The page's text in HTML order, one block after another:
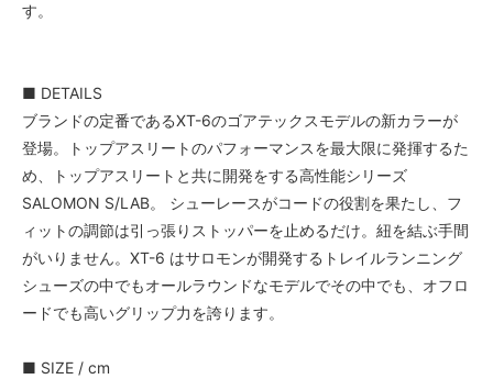
す。
■ DETAILS
ブランドの定番であるXT-6のゴアテックスモデルの新カラーが
登場。トップアスリートのパフォーマンスを最大限に発揮するた
め、トップアスリートと共に開発をする高性能シリーズ
SALOMON S/LAB。 シューレースがコードの役割を果たし、フ
ィットの調節は引っ張りストッパーを止めるだけ。紐を結ぶ手間
がいりません。XT-6 はサロモンが開発するトレイルランニング
シューズの中でもオールラウンドなモデルでその中でも、オフロ
ードでも高いグリップ力を誇ります。
■ SIZE / cm